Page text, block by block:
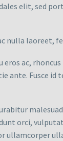
elit, sed
nulla laoreet,
eros ac,
ante. Fusce
orci,
ullamcorper